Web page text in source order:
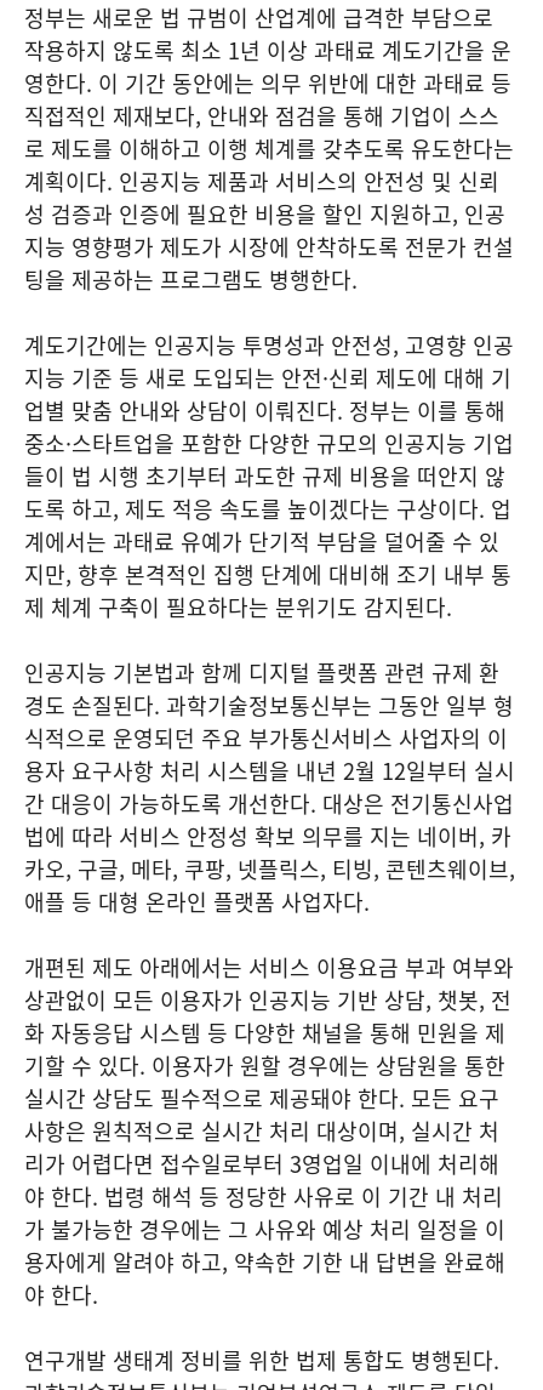
정부는 새로운 법 규범이 산업계에 급격한 부담으로
작용하지 않도록 최소 1년 이상 과태료 계도기간을 운
영한다. 이 기간 동안에는 의무 위반에 대한 과태료 등
직접적인 제재보다, 안내와 점검을 통해 기업이 스스
로 제도를 이해하고 이행 체계를 갖추도록 유도한다는
계획이다. 인공지능 제품과 서비스의 안전성 및 신뢰
성 검증과 인증에 필요한 비용을 할인 지원하고, 인공
지능 영향평가 제도가 시장에 안착하도록 전문가 컨설
팅을 제공하는 프로그램도 병행한다.
계도기간에는 인공지능 투명성과 안전성, 고영향 인공
지능 기준 등 새로 도입되는 안전·신뢰 제도에 대해 기
업별 맞춤 안내와 상담이 이뤄진다. 정부는 이를 통해
중소·스타트업을 포함한 다양한 규모의 인공지능 기업
들이 법 시행 초기부터 과도한 규제 비용을 떠안지 않
도록 하고, 제도 적응 속도를 높이겠다는 구상이다. 업
계에서는 과태료 유예가 단기적 부담을 덜어줄 수 있
지만, 향후 본격적인 집행 단계에 대비해 조기 내부 통
제 체계 구축이 필요하다는 분위기도 감지된다.
인공지능 기본법과 함께 디지털 플랫폼 관련 규제 환
경도 손질된다. 과학기술정보통신부는 그동안 일부 형
식적으로 운영되던 주요 부가통신서비스 사업자의 이
용자 요구사항 처리 시스템을 내년 2월 12일부터 실시
간 대응이 가능하도록 개선한다. 대상은 전기통신사업
법에 따라 서비스 안정성 확보 의무를 지는 네이버, 카
카오, 구글, 메타, 쿠팡, 넷플릭스, 티빙, 콘텐츠웨이브,
애플 등 대형 온라인 플랫폼 사업자다.
개편된 제도 아래에서는 서비스 이용요금 부과 여부와
상관없이 모든 이용자가 인공지능 기반 상담, 챗봇, 전
화 자동응답 시스템 등 다양한 채널을 통해 민원을 제
기할 수 있다. 이용자가 원할 경우에는 상담원을 통한
실시간 상담도 필수적으로 제공돼야 한다. 모든 요구
사항은 원칙적으로 실시간 처리 대상이며, 실시간 처
리가 어렵다면 접수일로부터 3영업일 이내에 처리해
야 한다. 법령 해석 등 정당한 사유로 이 기간 내 처리
가 불가능한 경우에는 그 사유와 예상 처리 일정을 이
용자에게 알려야 하고, 약속한 기한 내 답변을 완료해
야 한다.
연구개발 생태계 정비를 위한 법제 통합도 병행된다.